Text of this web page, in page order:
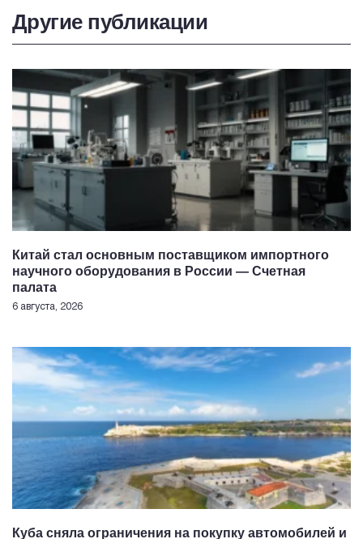
Другие публикации
Китай стал основным поставщиком импортного
научного оборудования в России — Счетная
палата
6 августа, 2026
Куба сняла ограничения на покупку автомобилей и